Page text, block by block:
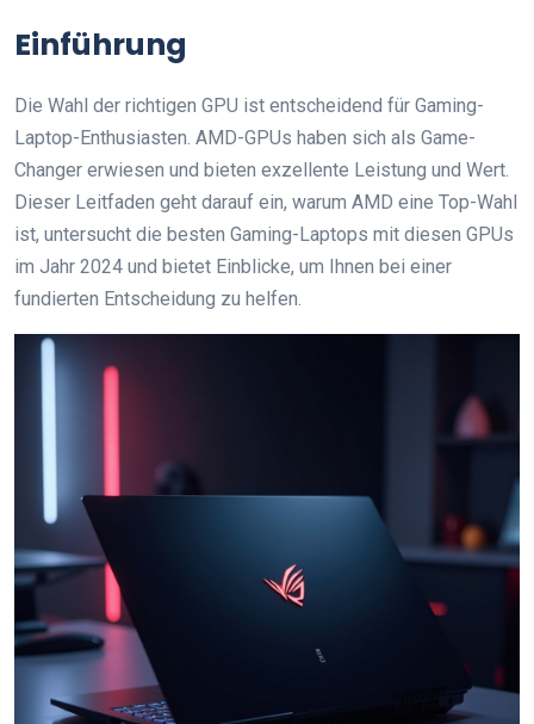
Einführung
Die Wahl der richtigen GPU ist entscheidend für Gaming-
Laptop-Enthusiasten. AMD-GPUs haben sich als Game-
Changer erwiesen und bieten exzellente Leistung und Wert.
Dieser Leitfaden geht darauf ein, warum AMD eine Top-Wahl
ist, untersucht die besten Gaming-Laptops mit diesen GPUs
im Jahr 2024 und bietet Einblicke, um Ihnen bei einer
fundierten Entscheidung zu helfen.